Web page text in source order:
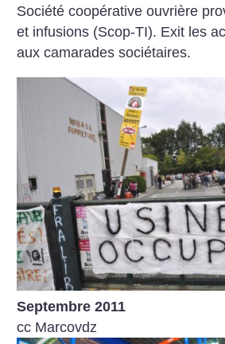
Société coopérative ouvrière
et infusions (Scop-TI). Exit les
aux camarades sociétaires.
Septembre 2011
cc Marcovdz